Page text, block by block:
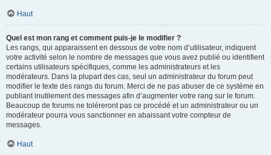
Haut
Quel est mon rang et comment puis-je le modifier ?
Les rangs, qui apparaissent en dessous de votre nom d’utilisateur, indiquent
votre activité selon le nombre de messages que vous avez publié ou identifient
certains utilisateurs spécifiques, comme les administrateurs et les
modérateurs. Dans la plupart des cas, seul un administrateur du forum peut
modifier le texte des rangs du forum. Merci de ne pas abuser de ce système en
publiant inutilement des messages afin d’augmenter votre rang sur le forum.
Beaucoup de forums ne toléreront pas ce procédé et un administrateur ou un
modérateur pourra vous sanctionner en abaissant votre compteur de
messages.
Haut